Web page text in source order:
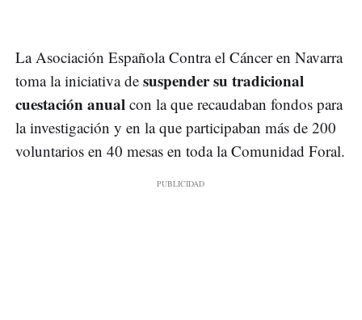
La Asociación Española Contra el Cáncer en Navarra
toma la iniciativa de suspender su tradicional
cuestación anual con la que recaudaban fondos para
la investigación y en la que participaban más de 200
voluntarios en 40 mesas en toda la Comunidad Foral.